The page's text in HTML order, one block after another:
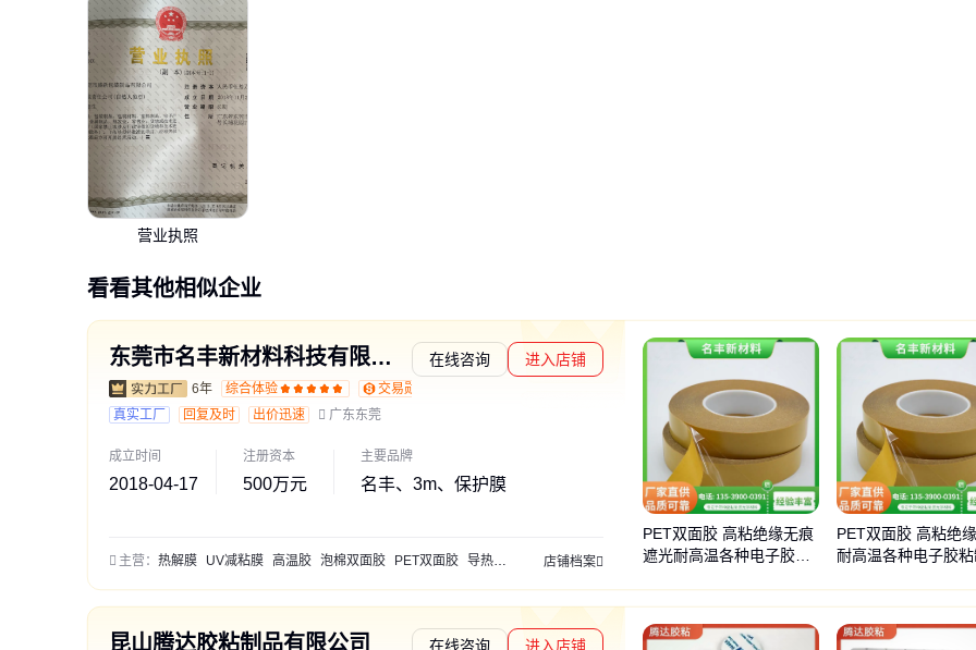
营业执照
看看其他相似企业
东莞市名丰新材料科技有限公司
6年 综合体验 交易勋章L1
在线咨询 进入店铺
真实工厂 回复及时 出价迅速 广东东莞
成立时间
2018-04-17
注册资本
500万元
主要品牌
名丰、3m、保护膜
主营： 热解膜 UV减粘膜 高温胶 泡棉双面胶 PET双面胶 导热双面胶 双面热失粘热解膜 高粘双面胶模切 双面胶模切 绿色高温胶 保护膜 模切
店铺档案
PET双面胶 高粘绝缘无痕
遮光耐高温各种电子胶粘
PET双面胶 高粘绝
耐高温各种电子胶粘
昆山腾达胶粘制品有限公司 在线咨询 进入店铺